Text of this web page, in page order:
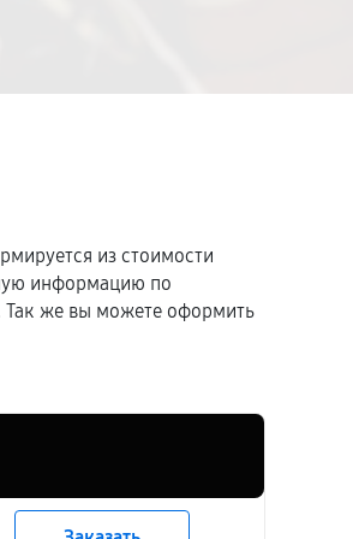
из стоимости
информацию по
Так же вы можете оформить